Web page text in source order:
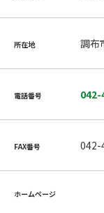
所在地 調布
電話番号 042-
FAX番号 042-
ホームページ